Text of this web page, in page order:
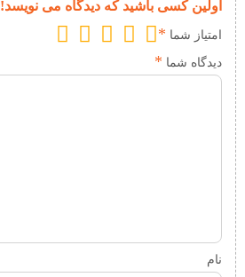
اولین کسی باشید که دیدگاه می نویسد!
امتیاز شما *
دیدگاه شما *
نام